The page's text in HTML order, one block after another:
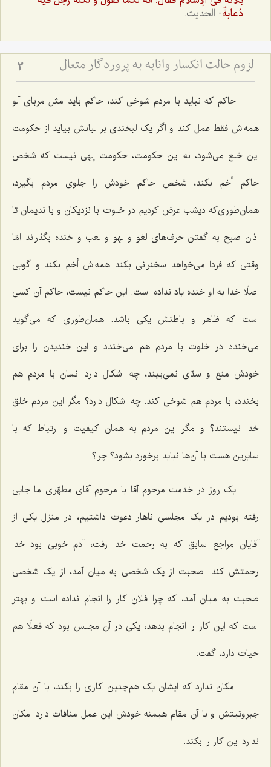
دُعابةٌ- الحديث.
لزوم حالت انكسار وانابه‏ به پروردگار متعال 3
حاکم که نباید با مردم شوخی کند، حاکم باید مثل مربای آلو
همه‌اش فقط عمل کند و اگر یک لبخندی بر لبانش بیاید از حکومت
این خلع می‌شود، نه این حکومت، حکومت إلهی نیست که شخص
حاکم أخم بکند، شخص حاکم خودش را جلوی مردم بگیرد،
همان‌طوری‌که دیشب عرض کردیم در خلوت با نزدیکان و با ندیمان تا
اذان صبح به گفتن حرف‌های لغو و لهو و لعب و خنده بگذراند امّا
وقتی که فردا می‌خواهد سخنرانی بکند همه‌اش أخم بکند و گویی
اصلًا خدا به او خنده یاد نداده است. این حاکم نیست، حاکم آن کسی
است که ظاهر و باطنش یکی باشد. همان‌طوری که می‌گوید
می‌خندد در خلوت با مردم هم می‌خندد و این خندیدن را برای
خودش منع و سدّی نمی‌بیند، چه اشکال دارد انسان با مردم هم
بخندد، با مردم هم شوخی کند. چه اشکال دارد؟ مگر این مردم خلق
خدا نیستند؟ و مگر این مردم به همان کیفیت و ارتباط که با
سایرین هست با آن‌ها نباید برخورد بشود؟ چرا؟
یک روز در خدمت مرحوم آقا با مرحوم آقای مطهّری ما جایی
رفته بودیم در یک مجلسی ناهار دعوت داشتیم، در منزل یکی از
آقایان مراجع سابق که به رحمت خدا رفت، آدم خوبی بود خدا
رحمتش کند. صحبت از یک شخصی به میان آمد، از یک شخصی
صحبت به میان آمد، که چرا فلان کار را انجام نداده است و بهتر
است که این کار را انجام بدهد، یکی در آن مجلس بود که فعلًا هم
حیات دارد، گفت:
امکان ندارد که ایشان یک هم‌چنین کاری را بکند، با آن مقام
جبروتیتش و با آن مقام هیمنه خودش این عمل منافات دارد امکان
ندارد این کار را بکند.